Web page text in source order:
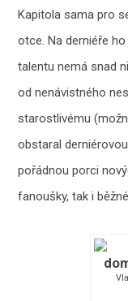
Kapitola sama pro
otce. Na derniéře
talentu nemá snad
od nenávistného
starostlivému
obstaral
pořádnou porci
fanoušky, tak i